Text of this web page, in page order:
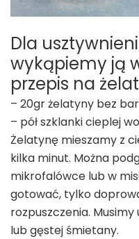
Dla
wykąpiemy ją
przepis na
– 20gr żelatyny bez
– pół szklanki cieplej
Żelatynę mieszamy z
kilka minut. Można
mikrofalówce lub w
gotować, tylko
rozpuszczenia.
lub gęstej śmietany.